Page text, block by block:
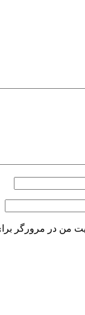
من در مرورگر